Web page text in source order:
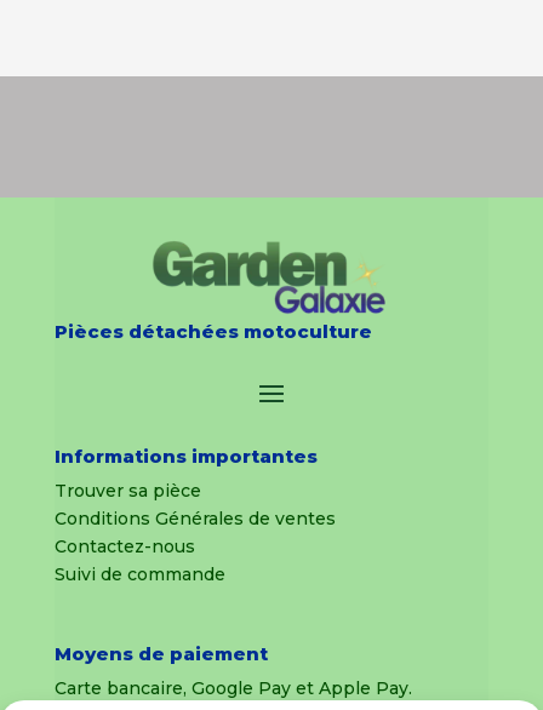
Pièces détachées motoculture
Informations importantes
Trouver sa pièce
Conditions Générales de ventes
Contactez-nous
Suivi de commande
Moyens de paiement
Carte bancaire, Google Pay et Apple Pay.